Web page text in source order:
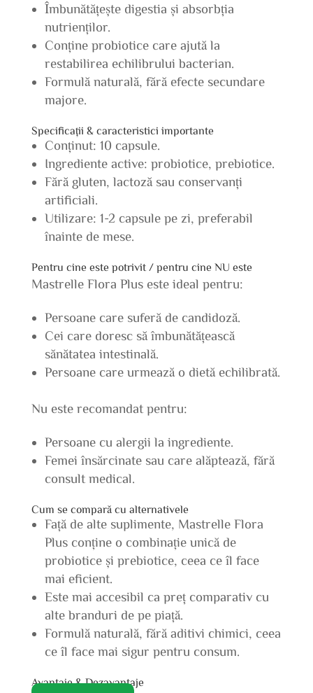
Îmbunătățește digestia și absorbția
nutrienților.
Conține probiotice care ajută la
restabilirea echilibrului bacterian.
Formulă naturală, fără efecte secundare
majore.
Specificații & caracteristici importante
Conținut: 10 capsule.
Ingrediente active: probiotice, prebiotice.
Fără gluten, lactoză sau conservanți
artificiali.
Utilizare: 1-2 capsule pe zi, preferabil
înainte de mese.
Pentru cine este potrivit / pentru cine NU este
Mastrelle Flora Plus este ideal pentru:
Persoane care suferă de candidoză.
Cei care doresc să îmbunătățească
sănătatea intestinală.
Persoane care urmează o dietă echilibrată.
Nu este recomandat pentru:
Persoane cu alergii la ingrediente.
Femei însărcinate sau care alăptează, fără
consult medical.
Cum se compară cu alternativele
Față de alte suplimente, Mastrelle Flora
Plus conține o combinație unică de
probiotice și prebiotice, ceea ce îl face
mai eficient.
Este mai accesibil ca preț comparativ cu
alte branduri de pe piață.
Formulă naturală, fără aditivi chimici, ceea
ce îl face mai sigur pentru consum.
Avantaje & Dezavantaje